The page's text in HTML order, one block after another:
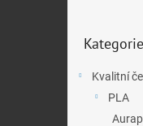
kategorie
Kategorie
Kvalitní
PLA